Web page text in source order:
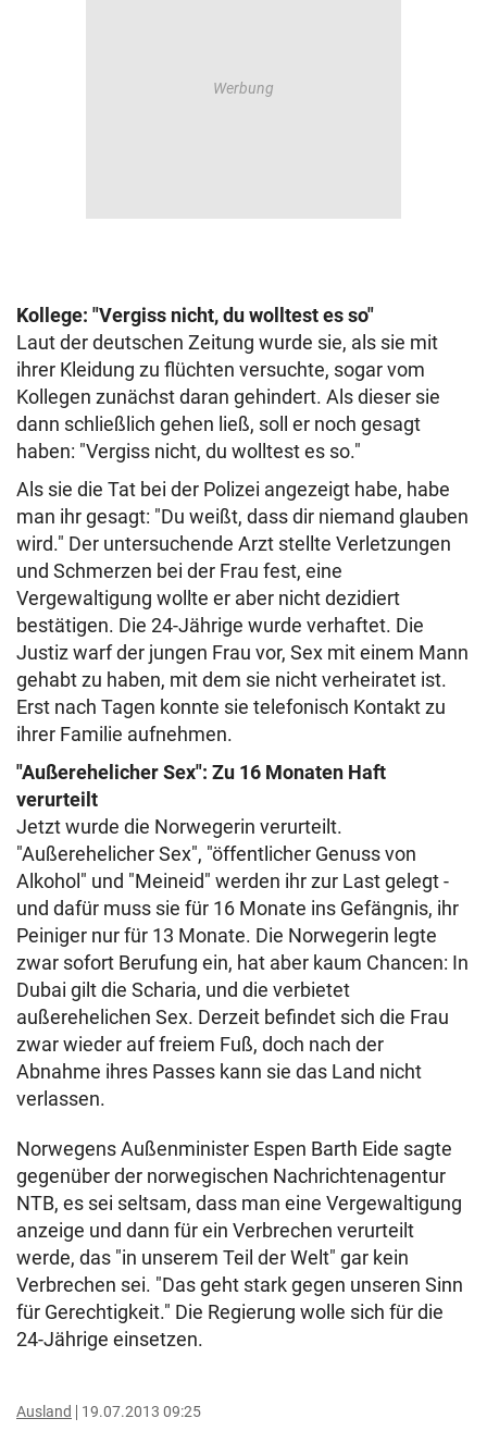
Kollege: "Vergiss nicht, du wolltest es so"
Laut der deutschen Zeitung wurde sie, als sie mit
ihrer Kleidung zu flüchten versuchte, sogar vom
Kollegen zunächst daran gehindert. Als dieser sie
dann schließlich gehen ließ, soll er noch gesagt
haben: "Vergiss nicht, du wolltest es so."
Als sie die Tat bei der Polizei angezeigt habe, habe
man ihr gesagt: "Du weißt, dass dir niemand glauben
wird." Der untersuchende Arzt stellte Verletzungen
und Schmerzen bei der Frau fest, eine
Vergewaltigung wollte er aber nicht dezidiert
bestätigen. Die 24-Jährige wurde verhaftet. Die
Justiz warf der jungen Frau vor, Sex mit einem Mann
gehabt zu haben, mit dem sie nicht verheiratet ist.
Erst nach Tagen konnte sie telefonisch Kontakt zu
ihrer Familie aufnehmen.
"Außerehelicher Sex": Zu 16 Monaten Haft
verurteilt
Jetzt wurde die Norwegerin verurteilt.
"Außerehelicher Sex", "öffentlicher Genuss von
Alkohol" und "Meineid" werden ihr zur Last gelegt -
und dafür muss sie für 16 Monate ins Gefängnis, ihr
Peiniger nur für 13 Monate. Die Norwegerin legte
zwar sofort Berufung ein, hat aber kaum Chancen: In
Dubai gilt die Scharia, und die verbietet
außerehelichen Sex. Derzeit befindet sich die Frau
zwar wieder auf freiem Fuß, doch nach der
Abnahme ihres Passes kann sie das Land nicht
verlassen.
Norwegens Außenminister Espen Barth Eide sagte
gegenüber der norwegischen Nachrichtenagentur
NTB, es sei seltsam, dass man eine Vergewaltigung
anzeige und dann für ein Verbrechen verurteilt
werde, das "in unserem Teil der Welt" gar kein
Verbrechen sei. "Das geht stark gegen unseren Sinn
für Gerechtigkeit." Die Regierung wolle sich für die
24-Jährige einsetzen.
Ausland 19.07.2013 09:25